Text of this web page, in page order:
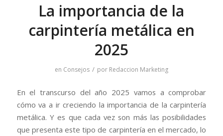
La importancia de la
carpintería metálica en
2025
en Consejos / por Redaccion Marketing
En el transcurso del año 2025 vamos a comprobar
cómo va a ir creciendo la importancia de la carpintería
metálica. Y es que cada vez son más las posibilidades
que presenta este tipo de carpintería en el mercado, lo